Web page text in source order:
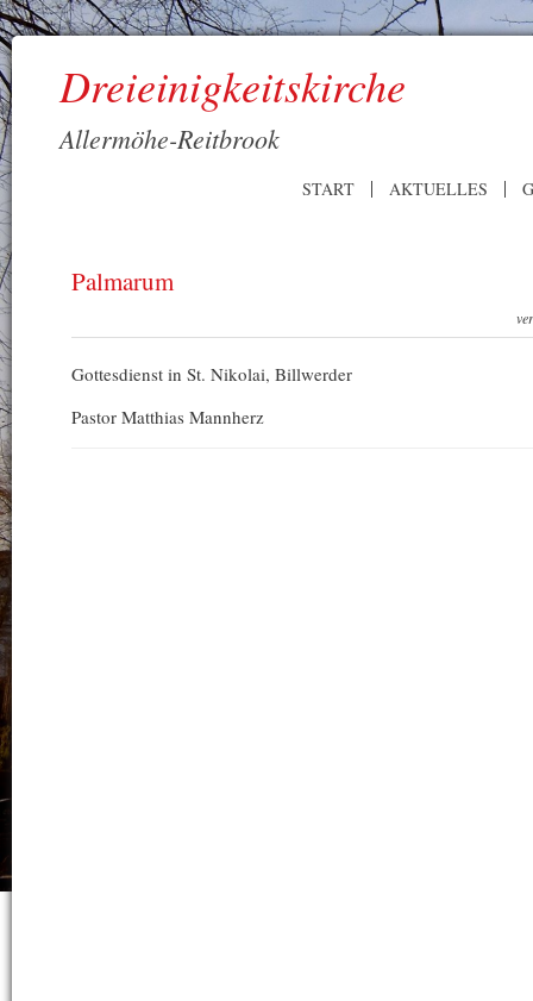
Dreieinigkeitskirche
Allermöhe-Reitbrook
START AKTUELLES
Palmarum
Gottesdienst in St. Nikolai, Billwerder
Pastor Matthias Mannherz